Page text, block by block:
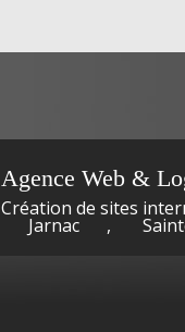
Agence Web &
Création de sites
Jarnac ,